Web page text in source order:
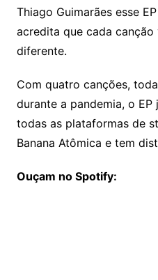
Thiago Guimarães esse
acredita que cada canção
diferente.
Com quatro canções,
durante a pandemia, o
todas as plataformas de
Banana Atômica e tem
Ouçam no Spotify: